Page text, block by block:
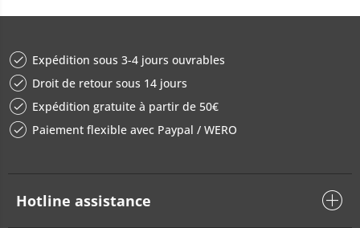
Expédition sous 3-4 jours ouvrables
Droit de retour sous 14 jours
Expédition gratuite à partir de 50€
Paiement flexible avec Paypal / WERO
Hotline assistance